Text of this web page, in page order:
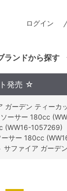
ログイン
ランドから探す
発売 ☆
ガーデン ティー
ーサー 180cc
(WW16-1057269)
ーサー 180cc
サファイア ガー